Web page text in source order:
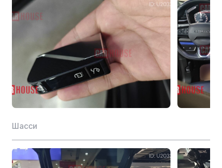
Способ подачи масла Прямой впрыск
Тип двигателя JLH-4G20TDC
Макс. мощность (Ps) 254
Макс. мощность (кВт) 187
Макс. частота вращения (об/мин) 1800-4800
Материал головки цилиндра Алюминий
Комбинированный расход топлива NEDC (л)
Передача
Шасси